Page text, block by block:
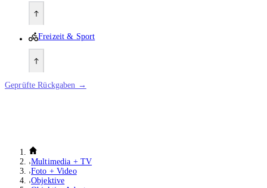
Freizeit & Sport
Geprüfte Rückgaben →
Multimedia + TV
Foto + Video
Objektive